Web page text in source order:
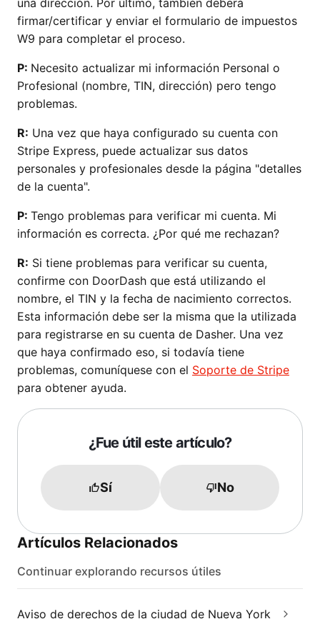
una dirección. Por último, también deberá
firmar/certificar y enviar el formulario de impuestos
W9 para completar el proceso.
P: Necesito actualizar mi información Personal o
Profesional (nombre, TIN, dirección) pero tengo
problemas.
R: Una vez que haya configurado su cuenta con
Stripe Express, puede actualizar sus datos
personales y profesionales desde la página "detalles
de la cuenta".
P: Tengo problemas para verificar mi cuenta. Mi
información es correcta. ¿Por qué me rechazan?
R: Si tiene problemas para verificar su cuenta,
confirme con DoorDash que está utilizando el
nombre, el TIN y la fecha de nacimiento correctos.
Esta información debe ser la misma que la utilizada
para registrarse en su cuenta de Dasher. Una vez
que haya confirmado eso, si todavía tiene
problemas, comuníquese con el Soporte de Stripe
para obtener ayuda.
¿Fue útil este artículo?
Sí No
Artículos Relacionados
Continuar explorando recursos útiles
Aviso de derechos de la ciudad de Nueva York